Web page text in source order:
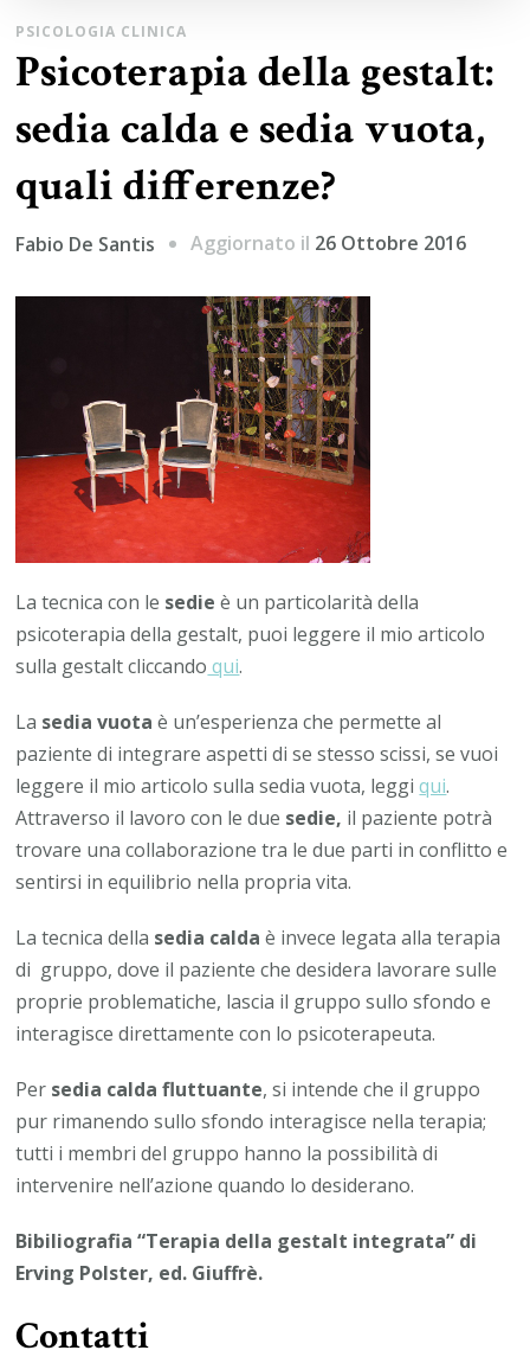
PSICOLOGIA CLINICA
Psicoterapia della gestalt:
sedia calda e sedia vuota,
quali differenze?
Fabio De Santis Aggiornato il 26 Ottobre 2016
La tecnica con le sedie è un particolarità della
psicoterapia della gestalt, puoi leggere il mio articolo
sulla gestalt cliccando qui.
La sedia vuota è un’esperienza che permette al
paziente di integrare aspetti di se stesso scissi, se vuoi
leggere il mio articolo sulla sedia vuota, leggiqui.
Attraverso il lavoro con le due sedie, il paziente potrà
trovare una collaborazione tra le due parti in conflitto e
sentirsi in equilibrio nella propria vita.
La tecnica della sedia calda è invece legata alla terapia
di gruppo, dove il paziente che desidera lavorare sulle
proprie problematiche, lascia il gruppo sullo sfondo e
interagisce direttamente con lo psicoterapeuta.
Per sedia calda fluttuante, si intende che il gruppo
pur rimanendo sullo sfondo interagisce nella terapia;
tutti i membri del gruppo hanno la possibilità di
intervenire nell’azione quando lo desiderano.
Bibiliografia “Terapia della gestalt integrata” di
Erving Polster, ed. Giuffrè.
Contatti